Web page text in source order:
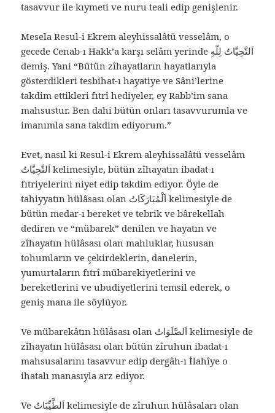
tasavvur ile kıymeti ve nuru teali edip genişlenir.
Mesela Resul-i Ekrem aleyhissalâtü vesselâm, o
gecede Cenab-ı Hakk’a karşı selâm yerinde اَلتَّحِيَّاتُ لِلّٰهِ
demiş. Yani “Bütün zîhayatların hayatlarıyla
gösterdikleri tesbihat-ı hayatiye ve Sâni’lerine
takdim ettikleri fıtrî hediyeler, ey Rabb’im sana
mahsustur. Ben dahi bütün onları tasavvurumla ve
imanımla sana takdim ediyorum.”
Evet, nasıl ki Resul-i Ekrem aleyhissalâtü vesselâm
اَلتَّحِيَّاتُ kelimesiyle, bütün zîhayatın ibadat-ı
fıtriyelerini niyet edip takdim ediyor. Öyle de
tahiyyatın hülâsası olan اَلْمُبَارَكَاتُ kelimesiyle de
bütün medar-ı bereket ve tebrik ve bârekellah
dediren ve “mübarek” denilen ve hayatın ve
zîhayatın hülâsası olan mahluklar, hususan
tohumların ve çekirdeklerin, danelerin,
yumurtaların fıtrî mübarekiyetlerini ve
bereketlerini ve ubudiyetlerini temsil ederek, o
geniş mana ile söylüyor.
Ve mübarekâtın hülâsası olan اَلصَّلَوَاتُ kelimesiyle de
zîhayatın hülâsası olan bütün zîruhun ibadat-ı
mahsusalarını tasavvur edip dergâh-ı İlahîye o
ihatalı manasıyla arz ediyor.
Ve اَلطَّيِّبَاتُ kelimesiyle de zîruhun hülâsaları olan